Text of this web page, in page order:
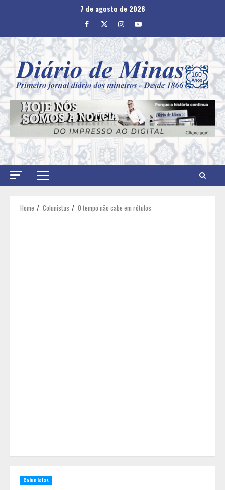
7 de agosto de 2026
Facebook
TwitterInstagram
Youtube
Primary
Home Colunistas O tempo não cabe em rótulos
Colunistas